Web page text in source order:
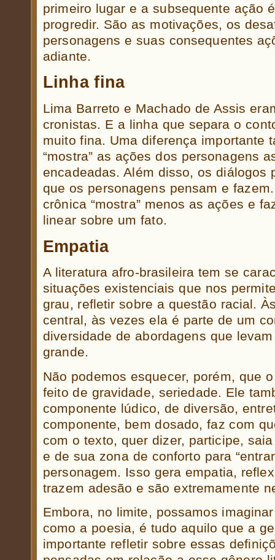
primeiro lugar e a subsequente ação
progredir. São as motivações, os
personagens e suas consequentes
adiante.
Linha fina
Lima Barreto e Machado de Assis
cronistas. E a linha que separa o
muito fina. Uma diferença importante
“mostra” as ações dos personagens
encadeadas. Além disso, os diálogos
que os personagens pensam e
crônica “mostra” menos as ações e
linear sobre um fato.
Empatia
A literatura afro-brasileira tem se
situações existenciais que nos
grau, refletir sobre a questão racial.
central, às vezes ela é parte de um
diversidade de abordagens que
grande.
Não podemos esquecer, porém, que
feito de gravidade, seriedade. Ele
componente lúdico, de diversão,
componente, bem dosado, faz com
com o texto, quer dizer, participe,
e de sua zona de conforto para
personagem. Isso gera empatia,
trazem adesão e são extremamente
Embora, no limite, possamos
como a poesia, é tudo aquilo que a
importante refletir sobre essas